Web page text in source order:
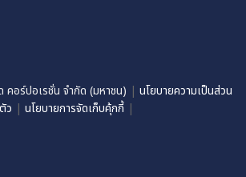
อร์ปอเรชั่น จำกัด (มหาชน) |นโยบายความเป็นส่วน
ตัว | นโยบายการจัดเก็บคุ้กกี้ |